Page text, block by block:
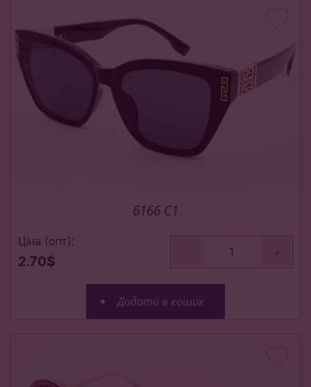
6166 C1
Ціна (опт):
2.70$
- +
Додати в кошик